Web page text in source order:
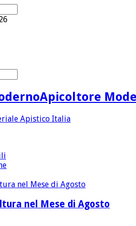
Apicoltore
nel Mese di Agosto